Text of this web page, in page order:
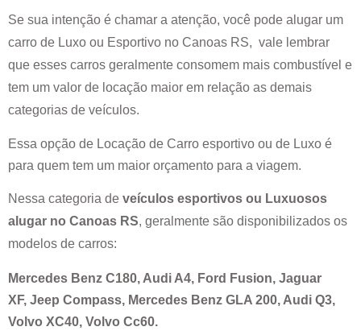
Se sua intenção é chamar a atenção, você pode alugar um
carro de Luxo ou Esportivo no Canoas RS, vale lembrar
que esses carros geralmente consomem mais combustível e
tem um valor de locação maior em relação as demais
categorias de veículos.
Essa opção de Locação de Carro esportivo ou de Luxo é
para quem tem um maior orçamento para a viagem.
Nessa categoria de veículos esportivos ou Luxuosos
alugar no Canoas RS, geralmente são disponibilizados os
modelos de carros:
Mercedes Benz C180, Audi A4, Ford Fusion, Jaguar
XF, Jeep Compass, Mercedes Benz GLA 200, Audi Q3,
Volvo XC40, Volvo Cc60.